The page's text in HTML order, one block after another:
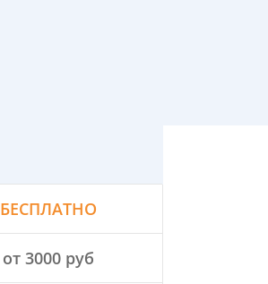
БЕСПЛАТНО
от 3000 руб